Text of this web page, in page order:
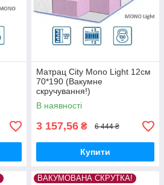
Матрац City Mono Light 12см
70*190 (Вакумне
скручування!)
В наявності
3 157,56 ₴ 6 444 ₴
Купити
ВАКУМОВАНА СКРУТКА!